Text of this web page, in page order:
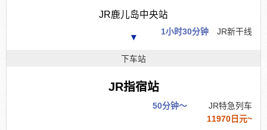
JR鹿儿岛中央站
1小时30分钟 JR新干线
▼
下车站
JR指宿站
50分钟～
JR特急列车
11970日元~